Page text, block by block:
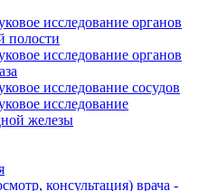
исследование органов
полости
исследование органов
исследование сосудов
исследование
железы
консультация) врача -